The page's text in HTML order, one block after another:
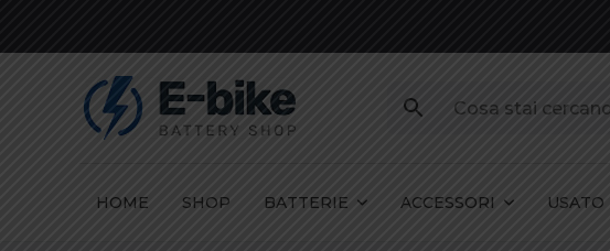
HOME SHOP BATTERIE ACCESSORI USATO